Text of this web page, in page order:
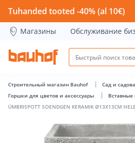
ÜMBRISPOTT SOENDGEN
Tuhanded tooted -40% (al 10€)
Магазины Обслуживание
Строительный магазин Bauhof
Сад и
Горшки для цветов и аксессуары
ÜMBRISPOTT SOENDGEN KERAMIK Ø13X13CM